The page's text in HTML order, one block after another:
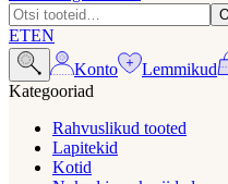
ETEN
Konto
Lemmikud
Kategooriad
Rahvuslikud tooted
Lapitekid
Kotid